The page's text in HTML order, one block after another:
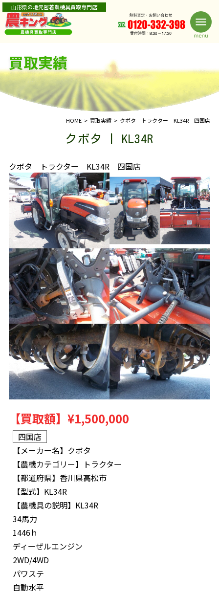
山形県の地元密着農機具買取専門店
買取実績
HOME 買取実績 クボタ トラクター KL34R 四国店
クボタ | KL34R
クボタ トラクター KL34R 四国店
【買取額】 ¥1,500,000
四国店
【メーカー名】 クボタ
【農機カテゴリー】
トラクター
【都道府県】 香川県高松市
【型式】 KL34R
【農機具の説明】 KL34R
34馬力
1446ｈ
ディーぜルエンジン
2WD/4WD
パワステ
自動水平